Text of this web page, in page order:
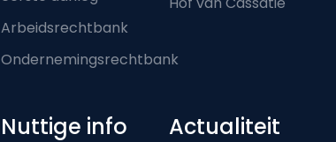
Arbeidsrechtbank
Ondernemingsrechtbank
Nuttige info Actualiteit